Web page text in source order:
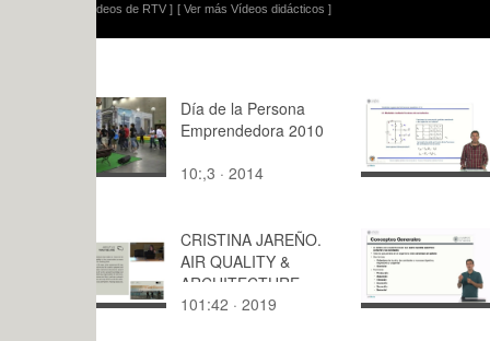
[ Ver más Vídeos didácticos ]
Día de la Persona
Emprendedora 2010
10:,3 · 2014
Modelado
señal de
Funciones
ciclo.
21:10 ·
CRISTINA JAREÑO.
AIR QUALITY &
ARCHITECTURE
101:42 · 2019
Tejido
6:18 · 2023